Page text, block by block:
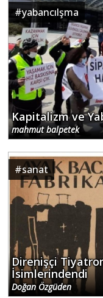
#yabancılşma
Kapitalizm ve
mahmut balpetek
#sanat
Direnişçi
İsimlerindendi
Doğan Özgüden